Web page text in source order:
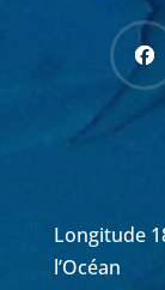
Longitude
l’Océan